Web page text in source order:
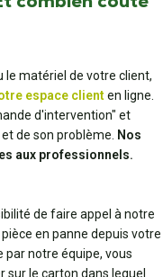
le matériel de votre client,
espace clienten ligne.
d'intervention" et
de son problème. Nos
aux professionnels.
de faire appel à notre
en panne depuis votre
par notre équipe, vous
le carton dans lequel